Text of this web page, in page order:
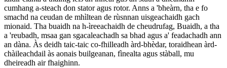
cumhang a-steach don stator agus rotor. Anns a 'bheàrn, tha e fo
smachd na ceudan de mhìltean de rùsnnan uisgeachaidh gach
mionaid. Tha buaidh na h-ìreeachaidh de cheudrufag, Buaidh, a tha
a 'reubadh, msaa gan sgacaleachadh sa bhad agus a' feadachadh ann
an dàna. Às deidh taic-taic co-fhilleadh àrd-bhèdar, toraidhean àrd-
chàileachdail às aonais builgeanan, fìnealta agus stàball, mu
dheireadh air fhaighinn.